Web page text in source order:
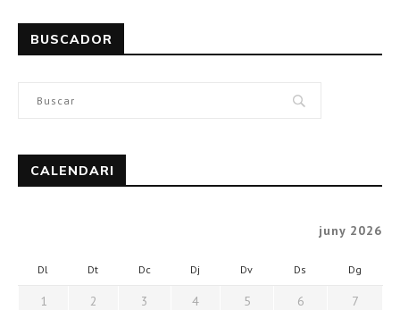
BUSCADOR
CALENDARI
juny 2026
Dl Dt Dc Dj Dv Ds Dg
1 2 3 4 5 6
7